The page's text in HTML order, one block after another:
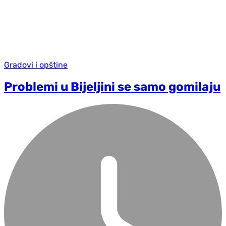
Gradovi i opštine
Problemi u Bijeljini se samo gomilaju